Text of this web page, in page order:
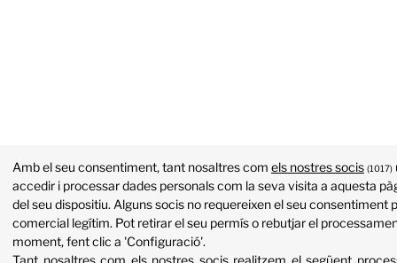
Amb el seu consentiment, tant nosaltres com els nostres socis (1017)
accedir i processar dades personals com la seva visita a aquesta
del seu dispositiu. Alguns socis no requereixen el seu consentiment
comercial legítim. Pot retirar el seu permís o rebutjar el
moment, fent clic a 'Configuració'.
Tant nosaltres com els nostres socis realitzem el següent